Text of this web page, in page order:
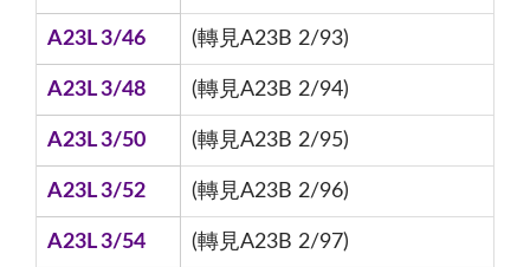
A23L 3/46 (轉見A23B 2/93)
A23L 3/48 (轉見A23B 2/94)
A23L 3/50 (轉見A23B 2/95)
A23L 3/52 (轉見A23B 2/96)
A23L 3/54 (轉見A23B 2/97)